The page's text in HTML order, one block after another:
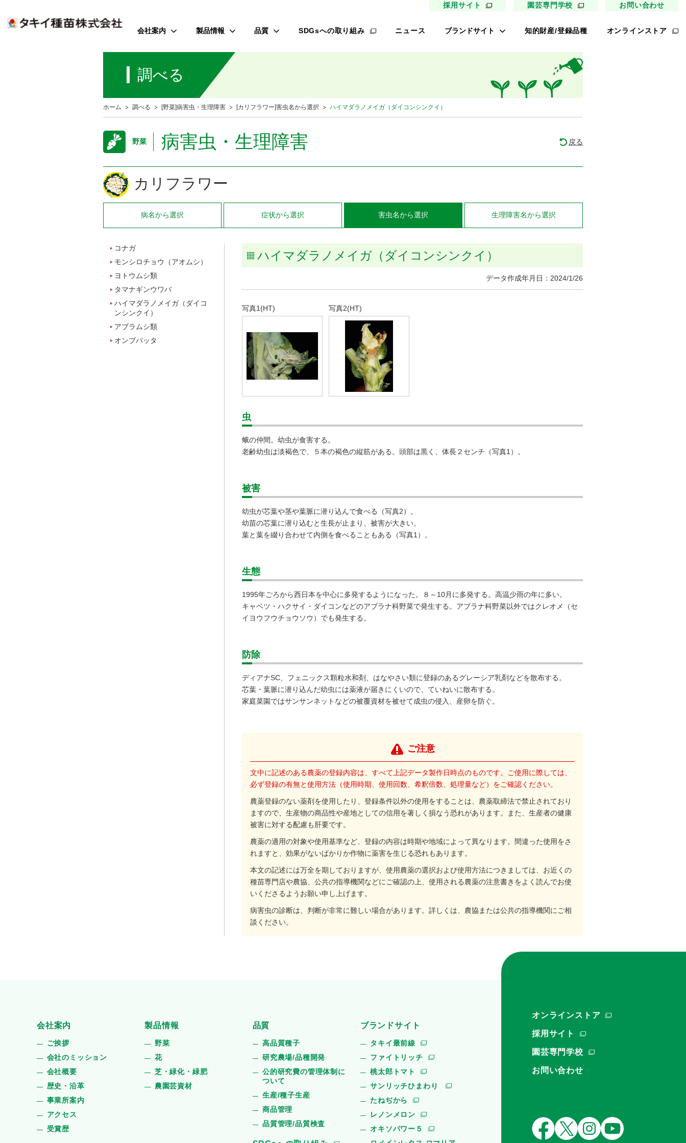
採用サイト 園芸専門学校 お問い合わせ
会社案内
会社のミッション
事業所案内
製品情報
花
芝・緑化・緑肥
品質
商品管理
SDGsへの取り組み ニュース ブランドサイト 知的財産/登録品種 オンラインストア
調べる
ホーム 調べる [野菜]病害虫・生理障害 [カリフラワー]害虫名から選択 ハイマダラノメイガ（ダイコンシンクイ）
野菜 病害虫・生理障害 戻る
カリフラワー
病名から選択 症状から選択 害虫名から選択 生理障害名から選択
コナガ
モンシロチョウ（アオムシ）
ヨトウムシ類
タマナギンウワバ
ハイマダラノメイガ（ダイコ
ンシンクイ）
アブラムシ類
オンブバッタ
ハイマダラノメイガ（ダイコンシンクイ）
データ作成年月日：2024/1/26
写真1(HT) 写真2(HT)
虫
蛾の仲間。幼虫が食害する。
老齢幼虫は淡褐色で、５本の褐色の縦筋がある。頭部は黒く、体長２センチ（写真1）。
被害
幼虫が芯葉や茎や葉脈に潜り込んで食べる（写真2）。
幼苗の芯葉に潜り込むと生長が止まり、被害が大きい。
葉と葉を綴り合わせて内側を食べることもある（写真1）。
生態
1995年ごろから西日本を中心に多発するようになった。８～10月に多発する。高温少雨の年に多い。
キャベツ・ハクサイ・ダイコンなどのアブラナ科野菜で発生する。アブラナ科野菜以外ではクレオメ（セ
イヨウフウチョウソウ）でも発生する。
防除
ディアナSC、フェニックス顆粒水和剤、はなやさい類に登録のあるグレーシア乳剤などを散布する。
芯葉・葉脈に潜り込んだ幼虫には薬液が届きにくいので、ていねいに散布する。
家庭菜園ではサンサンネットなどの被覆資材を被せて成虫の侵入、産卵を防ぐ。
ご注意
文中に記述のある農薬の登録内容は、すべて上記データ製作日時点のものです。ご使用に際しては、
必ず登録の有無と使用方法（使用時期、使用回数、希釈倍数、処理量など）をご確認ください。
農薬登録のない薬剤を使用したり、登録条件以外の使用をすることは、農薬取締法で禁止されており
ますので、生産物の商品性や産地としての信用を著しく損なう恐れがあります。また、生産者の健康
被害に対する配慮も肝要です。
農薬の適用の対象や使用基準など、登録の内容は時期や地域によって異なります。間違った使用をさ
れますと、効果がないばかりか作物に薬害を生じる恐れもあります。
本文の記述には万全を期しておりますが、使用農薬の選択および使用方法につきましては、お近くの
種苗専門店や農協、公共の指導機関などにご確認の上、使用される農薬の注意書きをよく読んでお使
いくださるようお願い申し上げます。
病害虫の診断は、判断が非常に難しい場合があります。詳しくは、農協または公共の指導機関にご相
談ください。
会社案内
ご挨拶
会社のミッション
会社概要
歴史・沿革
事業所案内
アクセス
受賞歴
製品情報
野菜
花
芝・緑化・緑肥
農園芸資材
品質
高品質種子
研究農場/品種開発
公的研究費の管理体制に
ついて
生産/種子生産
商品管理
品質管理/品質検査
ブランドサイト
タキイ最前線
ファイトリッチ
桃太郎トマト
サンリッチひまわり
たねぢから
レノンメロン
オキソパワー５
オンラインストア
採用サイト
園芸専門学校
お問い合わせ